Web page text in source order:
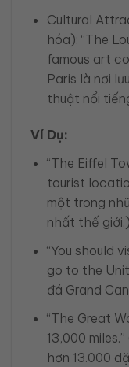
Cultural
hóa): “The
famous art
Paris là nơi
thuật nổi
Ví Dụ:
“The Eiffel
tourist
một trong
nhất thế giới.)
“You should
go to the
đá Grand
“The Great
13,000
hơn 13.000